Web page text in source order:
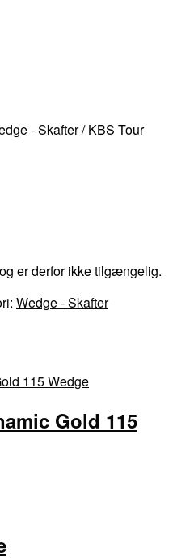
- Skafter/ KBS Tour
er derfor ikke tilgængelig.
Wedge - Skafter
Gold 115